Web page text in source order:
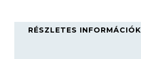
RÉSZLETES INFORMÁCIÓK